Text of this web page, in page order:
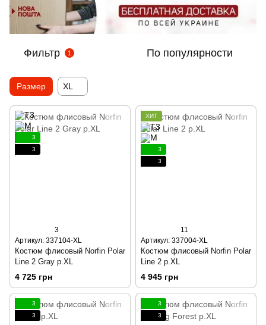
Фильтр 1 По популярности
Размер XL
3
3
3
Артикул: 337104-XL
Костюм флисовый Norfin Polar
Line 2 Gray р.XL
4 725 грн
ХИТ
3
3
11
Артикул: 337004-XL
Костюм флисовый Norfin Polar
Line 2 р.XL
4 945 грн
3
3
3
3